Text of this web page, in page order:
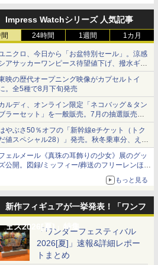
Impress Watchシリーズ 人気記事
24時間 1週間 1カ月
ニクロ、今日から「お盆特別セール」。涼感
アサッカーワンピース待望値下げ、撥水ギア
ョーツは1990円に
映の歴代オープニング映像がカプセルトイ
。全5種で8月下旬発売
ルディ、オンライン限定「ネコバッグ＆タン
ラーセット」を一般販売。7月の抽選販売の
選無効分
やぶさ50％オフの「新幹線eチケット（トク
値スペシャル28）」発売。秋冬乗車分、えき
っと限定
ェルメール《真珠の耳飾りの少女》展のグッ
公開。図録/ミッフィー/葬送のフリーレンほ
もっと見る
新作フィギュアが一挙発表！「ワンフ
ェス2026[夏]」特集「ワンダーフェスティバル
2026[夏]」速報&詳細レポー
トまとめ